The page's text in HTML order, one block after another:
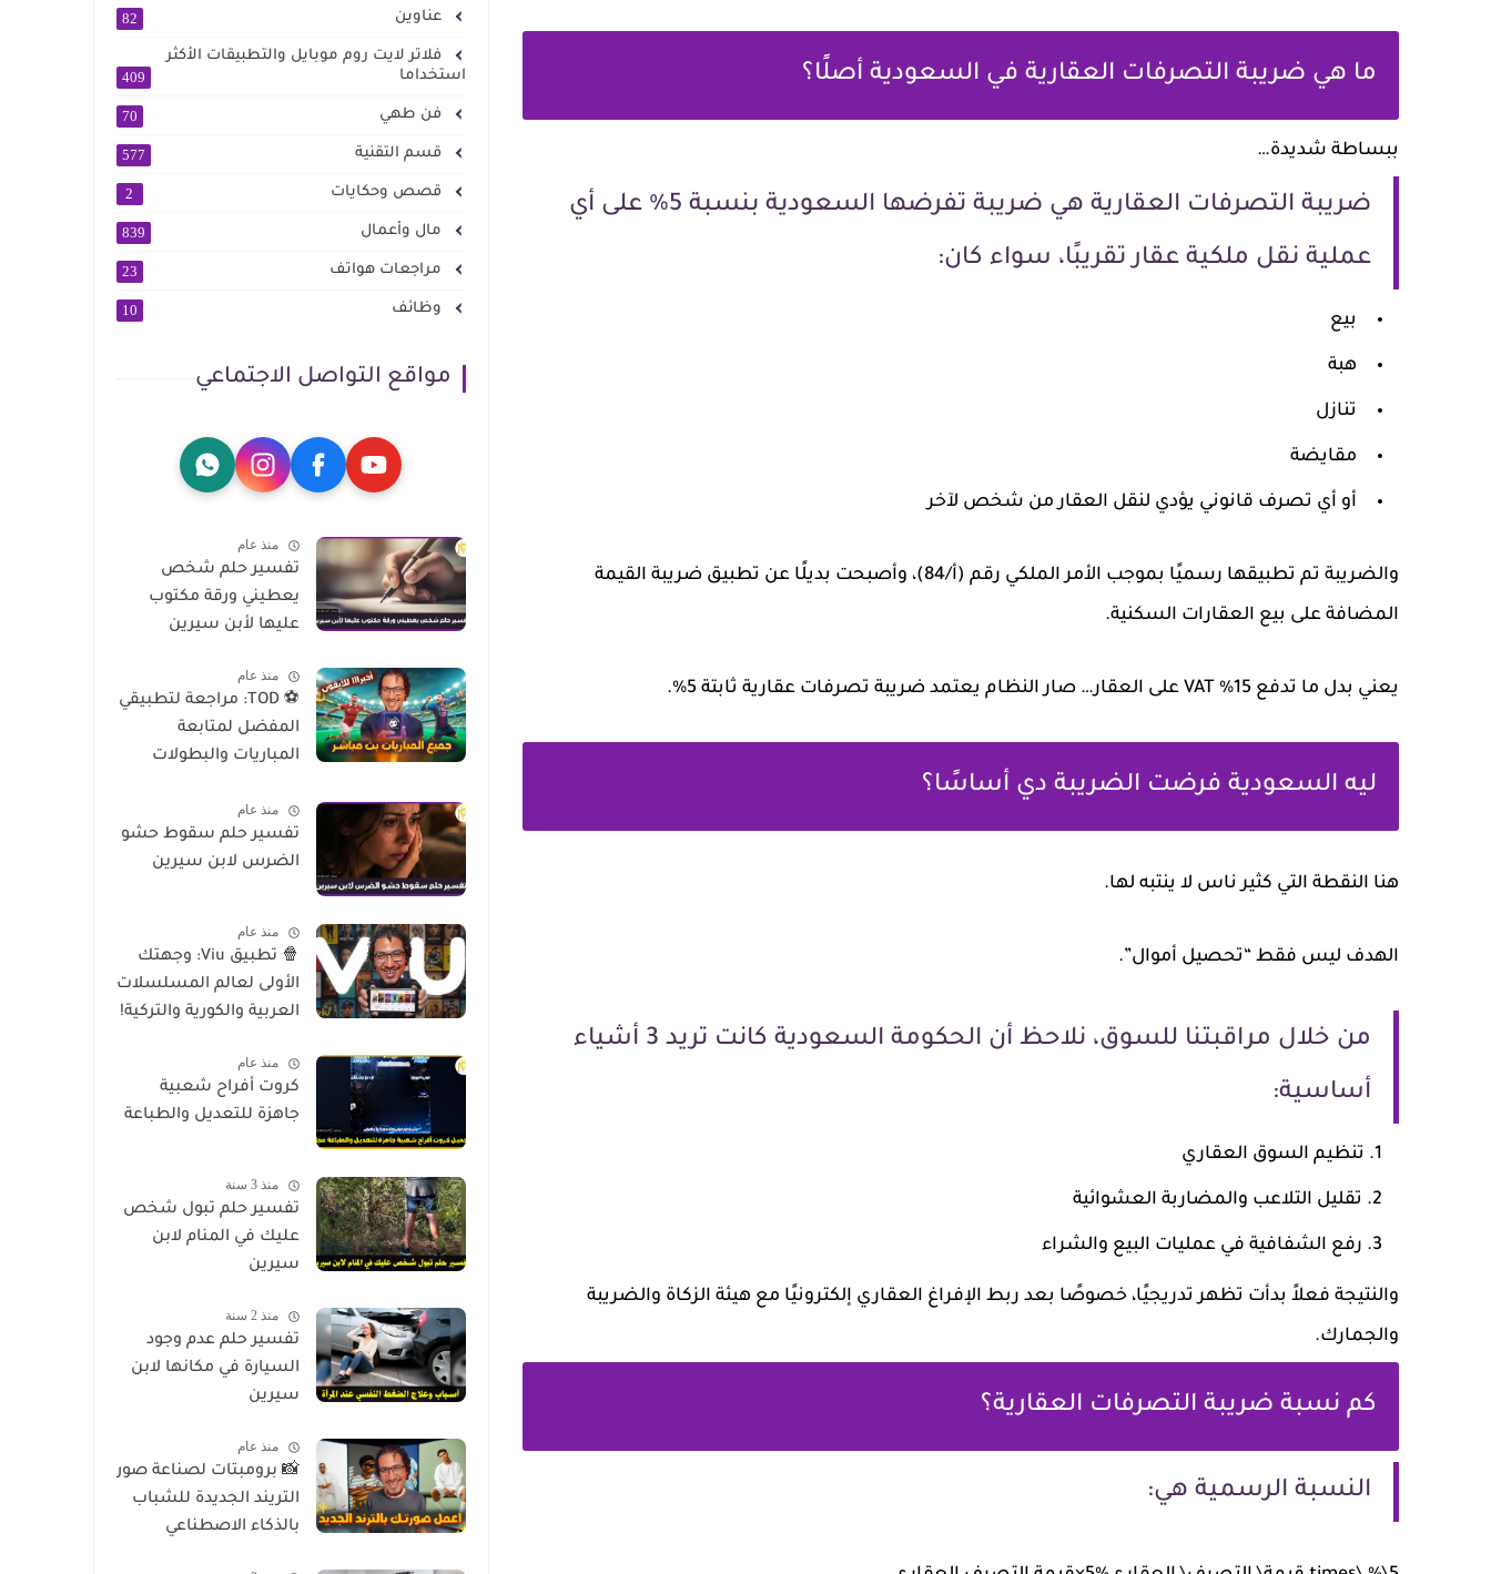
ما هي ضريبة التصرفات العقارية في السعودية أصلًا؟
ببساطة شديدة…
ضريبة التصرفات العقارية هي ضريبة تفرضها السعودية بنسبة 5% على أي
عملية نقل ملكية عقار تقريبًا، سواء كان:
بيع
هبة
تنازل
مقايضة
أو أي تصرف قانوني يؤدي لنقل العقار من شخص لآخر
والضريبة تم تطبيقها رسميًا بموجب الأمر الملكي رقم (أ/84)، وأصبحت بديلًا عن تطبيق ضريبة القيمة
المضافة على بيع العقارات السكنية.
يعني بدل ما تدفع 15% VAT على العقار… صار النظام يعتمد ضريبة تصرفات عقارية ثابتة 5%.
ليه السعودية فرضت الضريبة دي أساسًا؟
هنا النقطة التي كثير ناس لا ينتبه لها.
الهدف ليس فقط “تحصيل أموال”.
من خلال مراقبتنا للسوق، نلاحظ أن الحكومة السعودية كانت تريد 3 أشياء
أساسية:
تنظيم السوق العقاري
تقليل التلاعب والمضاربة العشوائية
رفع الشفافية في عمليات البيع والشراء
والنتيجة فعلاً بدأت تظهر تدريجيًا، خصوصًا بعد ربط الإفراغ العقاري إلكترونيًا مع هيئة الزكاة والضريبة
والجمارك.
كم نسبة ضريبة التصرفات العقارية؟
النسبة الرسمية هي:
عناوين 82
فلاتر لايت روم موبايل والتطبيقات الأكثر
استخداما
409
فن طهي 70
قسم التقنية 577
قصص وحكايات 2
مال وأعمال 839
مراجعات هواتف 23
وظائف 10
مواقع التواصل الاجتماعي
منذ عام
تفسير حلم شخص
يعطيني ورقة مكتوب
عليها لأبن سيرين
منذ عام
⚽ TOD: مراجعة لتطبيقي
المفضل لمتابعة
المباريات والبطولات
منذ عام
تفسير حلم سقوط حشو
الضرس لابن سيرين
منذ عام
🍿 تطبيق Viu: وجهتك
الأولى لعالم المسلسلات
العربية والكورية والتركية!
منذ عام
كروت أفراح شعبية
جاهزة للتعديل والطباعة
منذ 3 سنة
تفسير حلم تبول شخص
عليك في المنام لابن
سيرين
منذ 2 سنة
تفسير حلم عدم وجود
السيارة في مكانها لابن
سيرين
منذ عام
📸 برومبتات لصناعة صور
التريند الجديدة للشباب
بالذكاء الاصطناعي